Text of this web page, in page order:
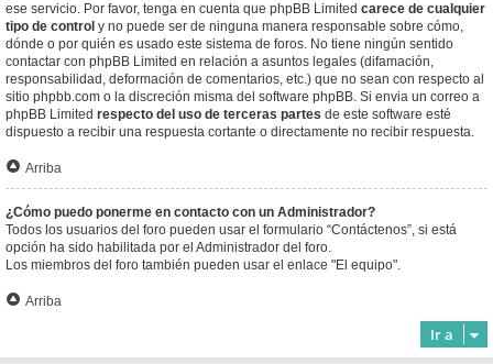
ese servicio. Por favor, tenga en cuenta que phpBB Limited carece de cualquier
tipo de control y no puede ser de ninguna manera responsable sobre cómo,
dónde o por quién es usado este sistema de foros. No tiene ningún sentido
contactar con phpBB Limited en relación a asuntos legales (difamación,
responsabilidad, deformación de comentarios, etc.) que no sean con respecto al
sitio phpbb.com o la discreción misma del software phpBB. Si envia un correo a
phpBB Limited respecto del uso de terceras partes de este software esté
dispuesto a recibir una respuesta cortante o directamente no recibir respuesta.
Arriba
¿Cómo puedo ponerme en contacto con un Administrador?
Todos los usuarios del foro pueden usar el formulario “Contáctenos”, si está
opción ha sido habilitada por el Administrador del foro.
Los miembros del foro también pueden usar el enlace "El equipo".
Arriba
Ir a